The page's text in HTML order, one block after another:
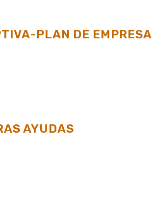
PLAN DE EMPRESA
AYUDAS